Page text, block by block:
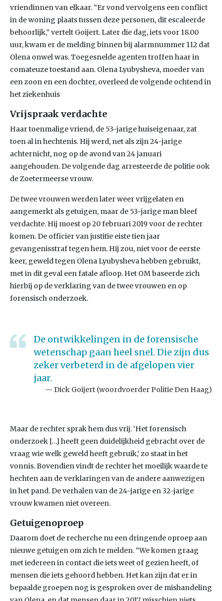
vriendinnen van elkaar. “Er vond vervolgens een conflict
in de woning plaats tussen deze personen, dit escaleerde
behoorlijk,” vertelt Goijert. Later die dag, iets voor 18.00
uur, kwam er de melding binnen bij alarmnummer 112 dat
Olena onwel was. Toegesnelde agenten troffen haar in
comateuze toestand aan. Olena Lyubysheva, moeder van
een zoon en een dochter, overleed de volgende ochtend in
het ziekenhuis
Vrijspraak verdachte
Haar toenmalige vriend, de 53-jarige huiseigenaar, zat
toen al in hechtenis. Hij werd, net als zijn 24-jarige
achternicht, nog op de avond van 24 januari
aangehouden. De volgende dag arresteerde de politie ook
de Zoetermeerse vrouw.
De twee vrouwen werden later weer vrijgelaten en
aangemerkt als getuigen, maar de 53-jarige man bleef
verdachte. Hij moest op 20 februari 2019 voor de rechter
komen. De officier van justitie eiste tien jaar
gevangenisstraf tegen hem. Hij zou, niet voor de eerste
keer, geweld tegen Olena Lyubysheva hebben gebruikt,
met in dit geval een fatale afloop. Het OM baseerde zich
hierbij op de verklaring van de twee vrouwen en op
forensisch onderzoek.
De ontwikkelingen in de forensische
wetenschap gaan heel snel. Die zijn dus
zeker verbeterd in de afgelopen vier
jaar.
Dick Goijert (woordvoerder Politie Den Haag)
Maar de rechter sprak hem dus vrij. ‘Het forensisch
onderzoek […] heeft geen duidelijkheid gebracht over de
vraag wie welk geweld heeft gebruik,’ zo staat in het
vonnis. Bovendien vindt de rechter het moeilijk waarde te
hechten aan de verklaringen van de andere aanwezigen
in het pand. De verhalen van de 24-jarige en 32-jarige
vrouw kwamen niet overeen.
Getuigenoproep
Daarom doet de recherche nu een dringende oproep aan
nieuwe getuigen om zich te melden. “We komen graag
met iedereen in contact die iets weet of gezien heeft, of
mensen die iets gehoord hebben. Het kan zijn dat er in
bepaalde groepen nog is gesproken over de mishandeling